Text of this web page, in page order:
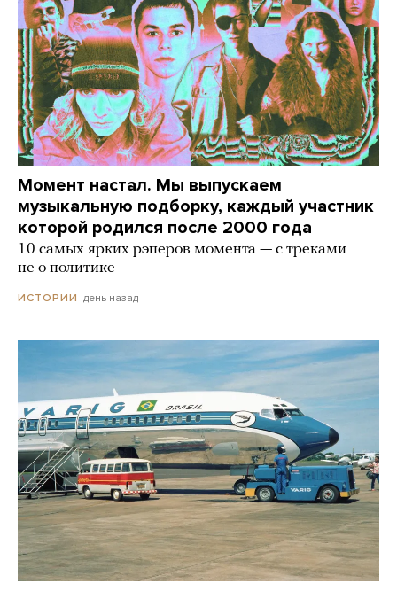
Момент настал. Мы выпускаем
музыкальную подборку, каждый участник
которой родился после 2000 года
10 самых ярких рэперов момента — с треками
не о политике
ИСТОРИИ день назад